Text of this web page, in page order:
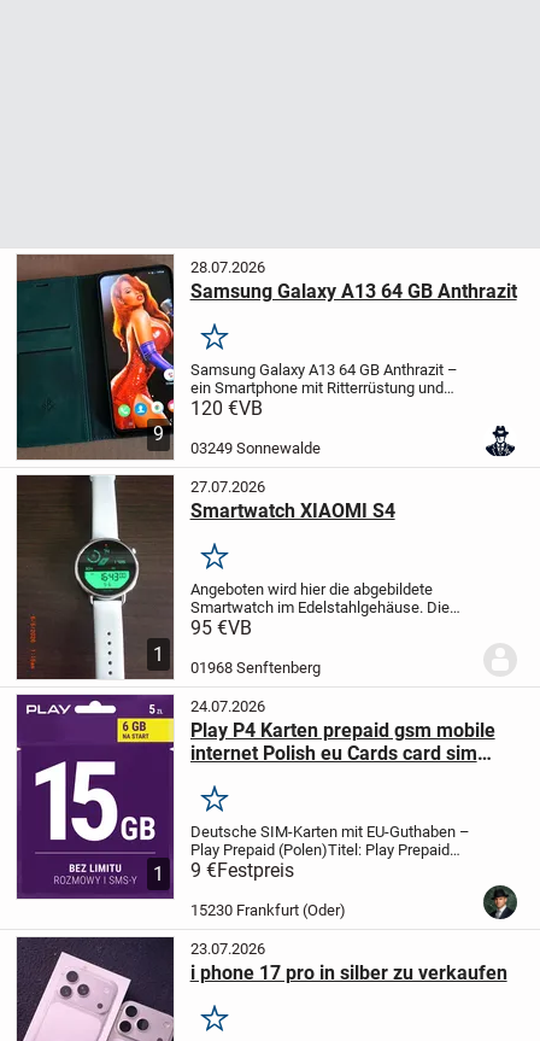
9
28.07.2026
Samsung Galaxy A13 64 GB Anthrazit
Merken
Samsung Galaxy A13 64 GB Anthrazit –
ein Smartphone mit Ritterrüstung und
Lebenslauf
**umsorgt**.Mein Galaxy A13 hat sein
120 €VB
03249 Sonnewalde
1
27.07.2026
Smartwatch XIAOMI S4
Merken
Angeboten wird hier die abgebildete
Smartwatch im Edelstahlgehäuse. Die
Smartwatch ist ultraleicht bzw. kaum am
hautfreundlichen Flourkautschuk -
Armband versehen....
95 €VB
01968 Senftenberg
1
24.07.2026
Play P4 Karten prepaid gsm mobile
internet Polish eu Cards card sim
Merken
Deutsche SIM-Karten mit EU-Guthaben –
Play Prepaid (Polen)Titel: Play Prepaid
SIM – Aktiviert mit Guthaben,
einsatzbereit in
Deutschland!Beschreibung:
aktivierte Prepaid-SIM-Karten der Marke...
9 €Festpreis
15230 Frankfurt (Oder)
23.07.2026
i phone 17 pro in silber zu verkaufen
Merken